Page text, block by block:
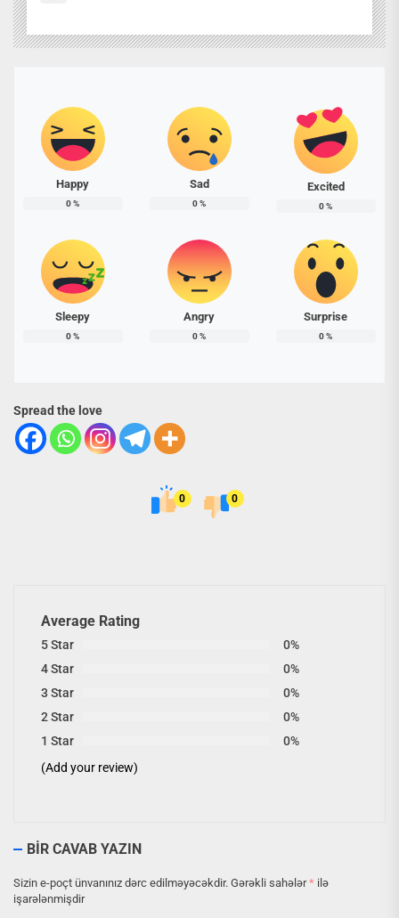
Happy
0%
Sad
0%
Excited
0%
Sleepy
0%
Angry
0%
Surprise
0%
Spread the love
0 0
Average Rating
5 Star
0%
4 Star
0%
3 Star
0%
2 Star
0%
1 Star
0%
(Add your review)
BIR CAVAB YAZIN
Sizin e-poçt ünvanınız dərc edilməyəcəkdir. Gərəkli sahələr* ilə
işarələnmişdir